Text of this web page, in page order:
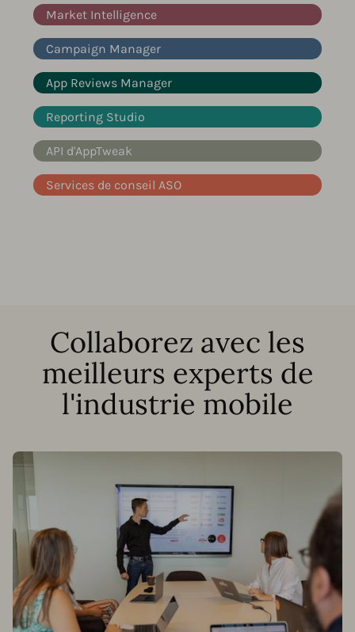
Market Intelligence
Campaign Manager
App Reviews Manager
Reporting Studio
API d'AppTweak
Services de conseil ASO
Collaborez avec les
meilleurs experts de
l'industrie mobile